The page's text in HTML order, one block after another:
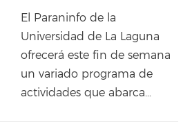
El Paraninfo de la
Universidad de La Laguna
ofrecerá este fin de semana
un variado programa de
actividades que abarca…